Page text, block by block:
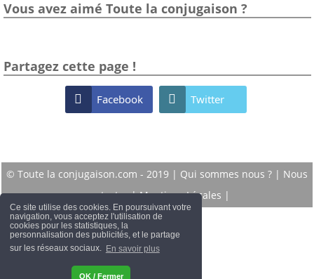
Ce site utilise des cookies. En poursuivant votre
navigation, vous acceptez l'utilisation de
cookies pour les statistiques, la
personnalisation des publicités, et le partage
sur les réseaux sociaux. En savoir plus
OK / Fermer
Vous avez aimé Toute la conjugaison ?
Partagez cette page !
 Facebook  Twitter
© Toute la conjugaison.com - 2019 | Qui sommes nous ? | Nous
contacter|Mentions Légales |